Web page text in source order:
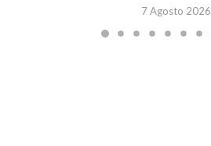
7 Agosto 2026